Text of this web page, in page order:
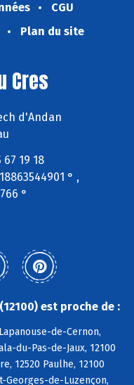
CGU
Plan du site
Cres
d'Andan
67 19 18
° ,
°
est proche de :
de-Cernon,
du-Pas-de-Jaux, 12100
12520 Paulhe, 12100
Georges-de-Luzençon,